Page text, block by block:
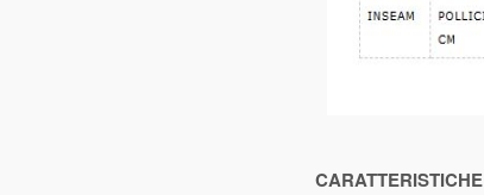
CARATTERISTICHE